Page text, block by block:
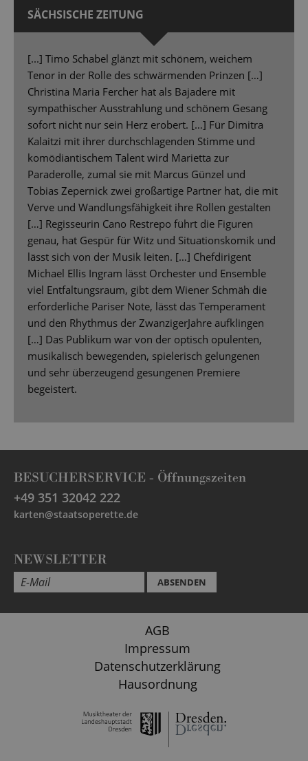
SÄCHSISCHE ZEITUNG
[...] Timo Schabel glänzt mit schönem, weichem
Tenor in der Rolle des schwärmenden Prinzen […]
Christina Maria Fercher hat als Bajadere mit
sympathischer Ausstrahlung und schönem Gesang
sofort nicht nur sein Herz erobert. […] Für Dimitra
Kalaitzi mit ihrer durchschlagenden Stimme und
komödiantischem Talent wird Marietta zur
Paraderolle, zumal sie mit Marcus Günzel und
Tobias Zepernick zwei großartige Partner hat, die mit
Verve und Wandlungsfähigkeit ihre Rollen gestalten
[…] Regisseurin Cano Restrepo führt die Figuren
genau, hat Gespür für Witz und Situationskomik und
lässt sich von der Musik leiten. […] Chefdirigent
Michael Ellis Ingram lässt Orchester und Ensemble
viel Entfaltungsraum, gibt dem Wiener Schmäh die
erforderliche Pariser Note, lässt das Temperament
und den Rhythmus der ZwanzigerJahre aufklingen
[…] Das Publikum war von der optisch opulenten,
musikalisch bewegenden, spielerisch gelungenen
und sehr überzeugend gesungenen Premiere
begeistert.
BESUCHERSERVICE - Öffnungszeiten
+49 351 32042 222
karten@staatsoperette.de
NEWSLETTER
ABSENDEN
AGB
Impressum
Datenschutzerklärung
Hausordnung